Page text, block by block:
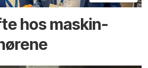
hos maskin­